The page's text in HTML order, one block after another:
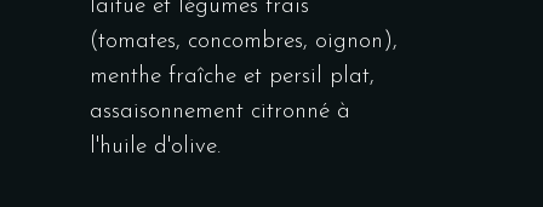
laitue et légumes frais
(tomates, concombres, oignon),
menthe fraîche et persil plat,
assaisonnement citronné à
l'huile d'olive.